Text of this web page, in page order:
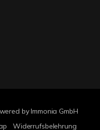
by Immonia GmbH
Widerrufsbelehrung